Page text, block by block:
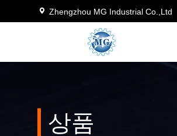
Zhengzhou MG Industrial Co.,Ltd
상품